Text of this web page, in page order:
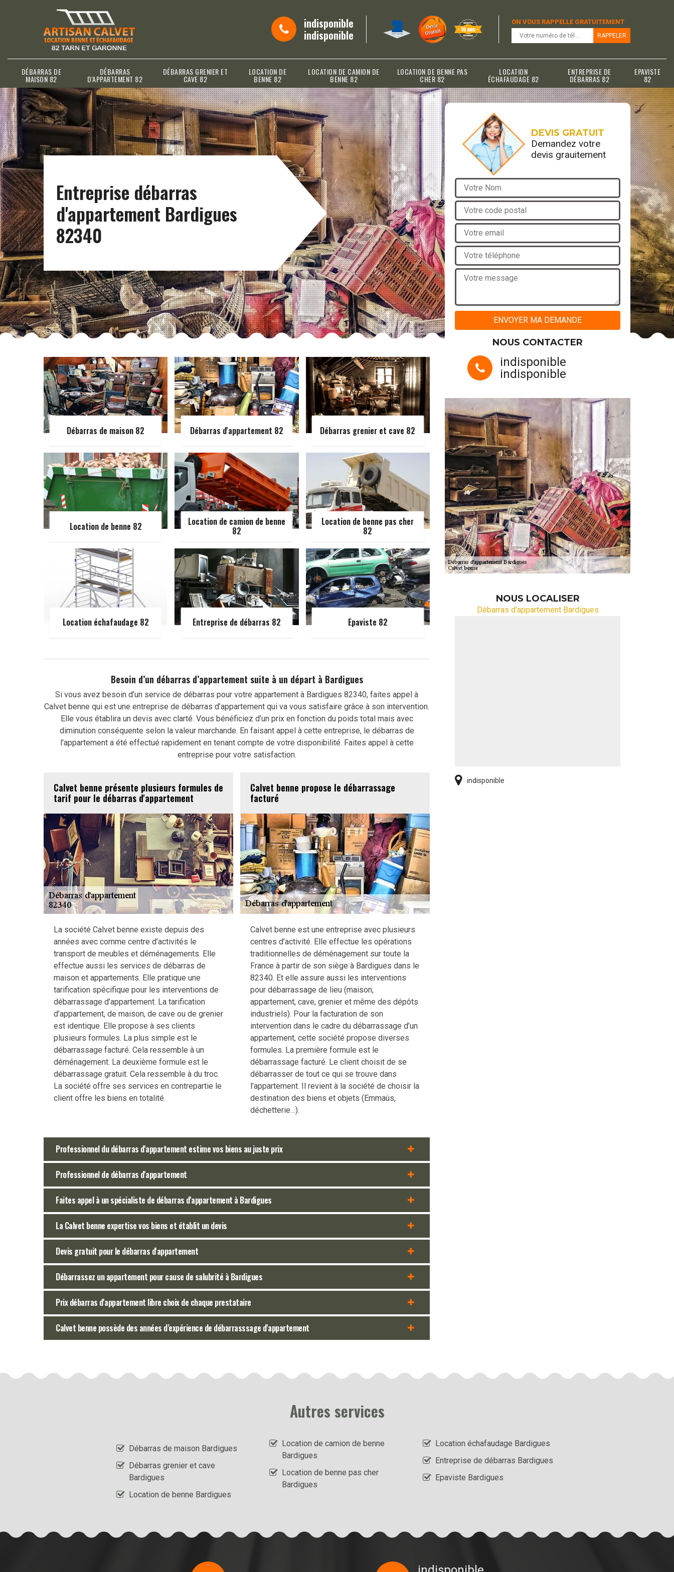
indisponible
indisponible
ON VOUS RAPPELLE GRATUITEMENT
DÉBARRAS DE
MAISON 82
DÉBARRAS
D'APPARTEMENT 82
DÉBARRAS GRENIER ET
CAVE 82
LOCATION DE
BENNE 82
LOCATION DE CAMION DE
BENNE 82
LOCATION DE BENNE PAS
CHER 82
LOCATION
ÉCHAFAUDAGE 82
ENTREPRISE DE
DÉBARRAS 82
EPAVISTE
82
Entreprise débarras
d'appartement Bardigues
82340
Débarras de maison 82 Débarras d'appartement 82 Débarras grenier et cave 82
Location de benne 82 Location de camion de benne
82
Location de benne pas cher
82
Location échafaudage 82 Entreprise de débarras 82 Epaviste 82
Besoin d’un débarras d’appartement suite à un départ à Bardigues
Si vous avez besoin d’un service de débarras pour votre appartement à Bardigues 82340, faites appel à
Calvet benne qui est une entreprise de débarras d’appartement qui va vous satisfaire grâce à son intervention.
Elle vous établira un devis avec clarté. Vous bénéficiez d’un prix en fonction du poids total mais avec
diminution conséquente selon la valeur marchande. En faisant appel à cette entreprise, le débarras de
l'appartement a été effectué rapidement en tenant compte de votre disponibilité. Faites appel à cette
entreprise pour votre satisfaction.
Calvet benne présente plusieurs formules de
tarif pour le débarras d'appartement
La société Calvet benne existe depuis des
années avec comme centre d’activités le
transport de meubles et déménagements. Elle
effectue aussi les services de débarras de
maison et appartements. Elle pratique une
tarification spécifique pour les interventions de
débarrassage d’appartement. La tarification
d’appartement, de maison, de cave ou de grenier
est identique. Elle propose à ses clients
plusieurs formules. La plus simple est le
débarrassage facturé. Cela ressemble à un
déménagement. La deuxième formule est le
débarrassage gratuit. Cela ressemble à du troc.
La société offre ses services en contrepartie le
client offre les biens en totalité.
Calvet benne propose le débarrassage
facturé
Calvet benne est une entreprise avec plusieurs
centres d’activité. Elle effectue les opérations
traditionnelles de déménagement sur toute la
France à partir de son siège à Bardigues dans le
82340. Et elle assure aussi les interventions
pour débarrassage de lieu (maison,
appartement, cave, grenier et même des dépôts
industriels). Pour la facturation de son
intervention dans le cadre du débarrassage d’un
appartement, cette société propose diverses
formules. La première formule est le
débarrassage facturé. Le client choisit de se
débarrasser de tout ce qui se trouve dans
l’appartement. Il revient à la société de choisir la
destination des biens et objets (Emmaüs,
déchetterie…).
Professionnel du débarras d'appartement estime vos biens au juste prix
Professionnel de débarras d'appartement
Faites appel à un spécialiste de débarras d'appartement à Bardigues
La Calvet benne expertise vos biens et établit un devis
Devis gratuit pour le débarras d'appartement
Débarrassez un appartement pour cause de salubrité à Bardigues
Prix débarras d'appartement libre choix de chaque prestataire
Calvet benne possède des années d’expérience de débarrasssage d'appartement
DEVIS GRATUIT
Demandez votre
devis grauitement
NOUS CONTACTER
indisponible
indisponible
NOUS LOCALISER
Débarras d'appartement Bardigues
indisponible
Autres services
Débarras de maison Bardigues
Débarras grenier et cave
Bardigues
Location de benne Bardigues
Location de camion de benne
Bardigues
Location de benne pas cher
Bardigues
Location échafaudage Bardigues
Entreprise de débarras Bardigues
Epaviste Bardigues